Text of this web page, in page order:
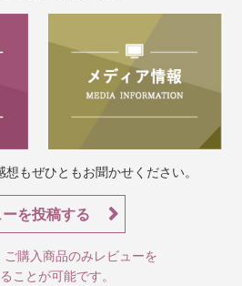
もぜひともお聞かせください。
を投稿する
購入商品のみレビューを
ことが可能です。